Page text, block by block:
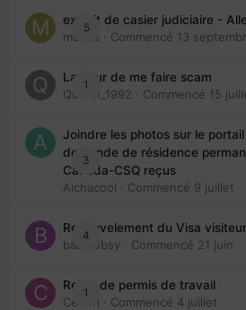
5
extrait de casier judiciaire -
maries · Commencé 13
1
La peur de me faire scam
Queen_1992 · Commencé 15
3
Joindre les photos sur le portail
demande de résidence
Canada-CSQ reçus
Aichacool · Commencé 9 juillet
4
Renouvelement du Visa visiteur
babibubsy · Commencé 21 juin
1
Refus de permis de travail
Cedbri · Commencé 4 juillet